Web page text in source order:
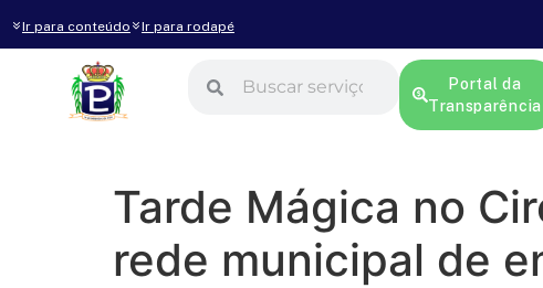
Ir para conteúdo Ir para rodapé
Portal da
Transparência
Tarde Mágica no
rede municipal de